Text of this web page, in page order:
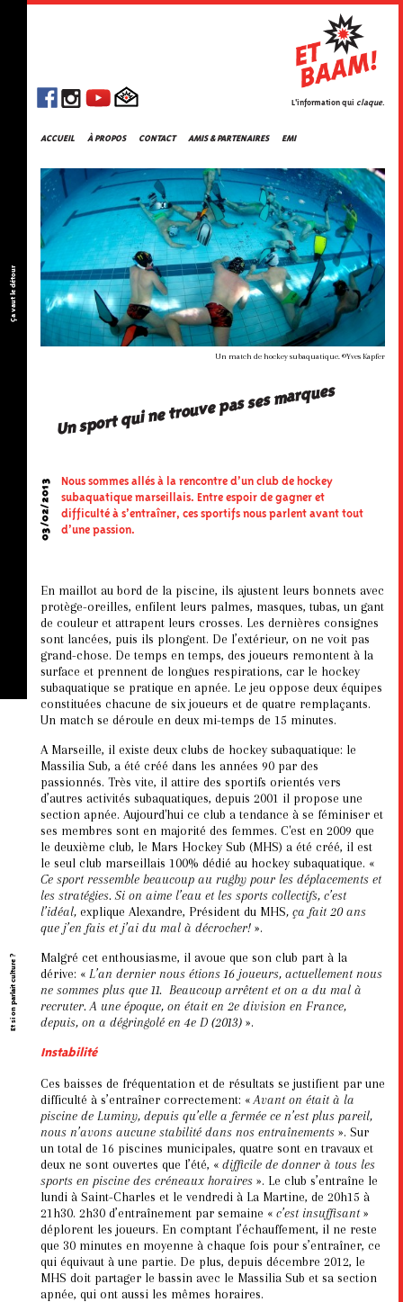
Ça vaut le détour
Et si on parlait culture ?
ACCUEIL À PROPOS CONTACT AMIS & PARTENAIRES EMI
L'information qui claque.
Un match de hockey subaquatique. ©Yves Kapfer
Un sport qui ne trouve pas ses marques
03/02/2013
Nous sommes allés à la rencontre d’un club de hockey
subaquatique marseillais. Entre espoir de gagner et
difficulté à s’entraîner, ces sportifs nous parlent avant tout
d’une passion.
En maillot au bord de la piscine, ils ajustent leurs bonnets avec
protège-oreilles, enfilent leurs palmes, masques, tubas, un gant
de couleur et attrapent leurs crosses. Les dernières consignes
sont lancées, puis ils plongent. De l’extérieur, on ne voit pas
grand-chose. De temps en temps, des joueurs remontent à la
surface et prennent de longues respirations, car le hockey
subaquatique se pratique en apnée. Le jeu oppose deux équipes
constituées chacune de six joueurs et de quatre remplaçants.
Un match se déroule en deux mi-temps de 15 minutes.
A Marseille, il existe deux clubs de hockey subaquatique: le
Massilia Sub, a été créé dans les années 90 par des
passionnés. Très vite, il attire des sportifs orientés vers
d’autres activités subaquatiques, depuis 2001 il propose une
section apnée. Aujourd'hui ce club a tendance à se féminiser et
ses membres sont en majorité des femmes. C'est en 2009 que
le deuxième club, le Mars Hockey Sub (MHS) a été créé, il est
le seul club marseillais 100% dédié au hockey subaquatique. «
Ce sport ressemble beaucoup au rugby pour les déplacements et
les stratégies. Si on aime l’eau et les sports collectifs, c’est
l’idéal, explique Alexandre, Président du MHS, ça fait 20 ans
que j’en fais et j’ai du mal à décrocher! ».
Malgré cet enthousiasme, il avoue que son club part à la
dérive: « L’an dernier nous étions 16 joueurs, actuellement nous
ne sommes plus que 11. Beaucoup arrêtent et on a du mal à
recruter. A une époque, on était en 2e division en France,
depuis, on a dégringolé en 4e D (2013) ».
Instabilité
Ces baisses de fréquentation et de résultats se justifient par une
difficulté à s’entraîner correctement: « Avant on était à la
piscine de Luminy, depuis qu’elle a fermée ce n’est plus pareil,
nous n’avons aucune stabilité dans nos entraînements ». Sur
un total de 16 piscines municipales, quatre sont en travaux et
deux ne sont ouvertes que l’été, « difficile de donner à tous les
sports en piscine des créneaux horaires ». Le club s’entraîne le
lundi à Saint-Charles et le vendredi à La Martine, de 20h15 à
21h30. 2h30 d’entraînement par semaine « c’est insuffisant»
déplorent les joueurs. En comptant l’échauffement, il ne reste
que 30 minutes en moyenne à chaque fois pour s’entraîner, ce
qui équivaut à une partie. De plus, depuis décembre 2012, le
MHS doit partager le bassin avec le Massilia Sub et sa section
apnée, qui ont aussi les mêmes horaires.